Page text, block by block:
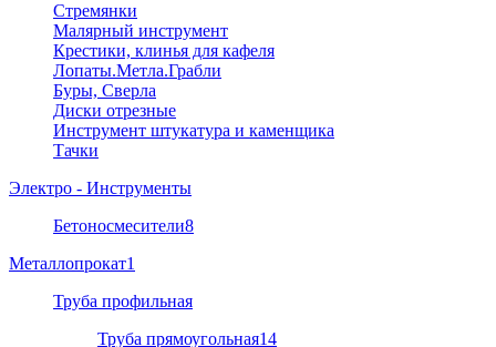
Стремянки
Малярный инструмент
Крестики, клинья для кафеля
Лопаты.Метла.Грабли
Буры, Сверла
Диски отрезные
Инструмент штукатура и каменщика
Тачки
Электро - Инструменты
Бетоносмесители8
Металлопрокат1
Труба профильная
Труба прямоугольная14